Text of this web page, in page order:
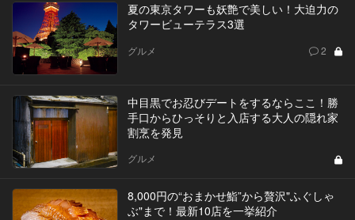
夏の東京タワーも妖艶で美しい！大迫力の
タワービューテラス3選
グルメ 2
中目黒でお忍びデートをするならここ！勝
手口からひっそりと入店する大人の隠れ家
割烹を発見
グルメ
8,000円の“おまかせ鮨”から贅沢"ふぐしゃ
ぶ"まで！最新10店を一挙紹介